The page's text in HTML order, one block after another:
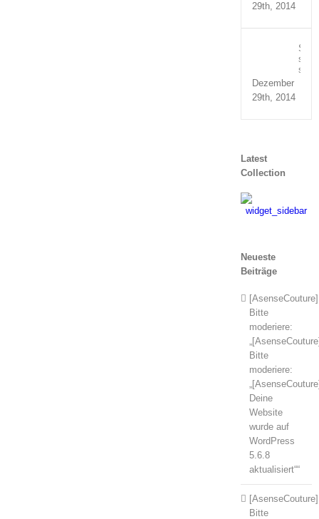
29th, 2014
sed
Dezember
29th, 2014
Latest
Collection
Neueste
Beiträge
[AsenseCouture]
Bitte
moderiere:
Bitte
moderiere:
Deine
Website
wurde auf
WordPress
5.6.8
aktualisiert““
[AsenseCouture]
Bitte